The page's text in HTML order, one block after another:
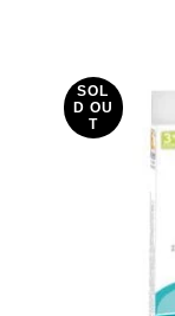
SOL
D OU
T